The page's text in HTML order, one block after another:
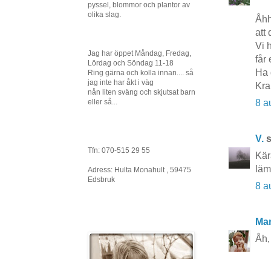
att
Vi
får
Ha
8
V.
8
pyssel, blommor och plantor av
olika slag.
Jag har öppet Måndag, Fredag,
Lördag och Söndag 11-18
Ring gärna och kolla innan.... så
jag inte har åkt i väg
nån liten sväng och skjutsat barn
eller så...
Tfn: 070-515 29 55
Adress: Hulta Monahult , 59475
Edsbruk